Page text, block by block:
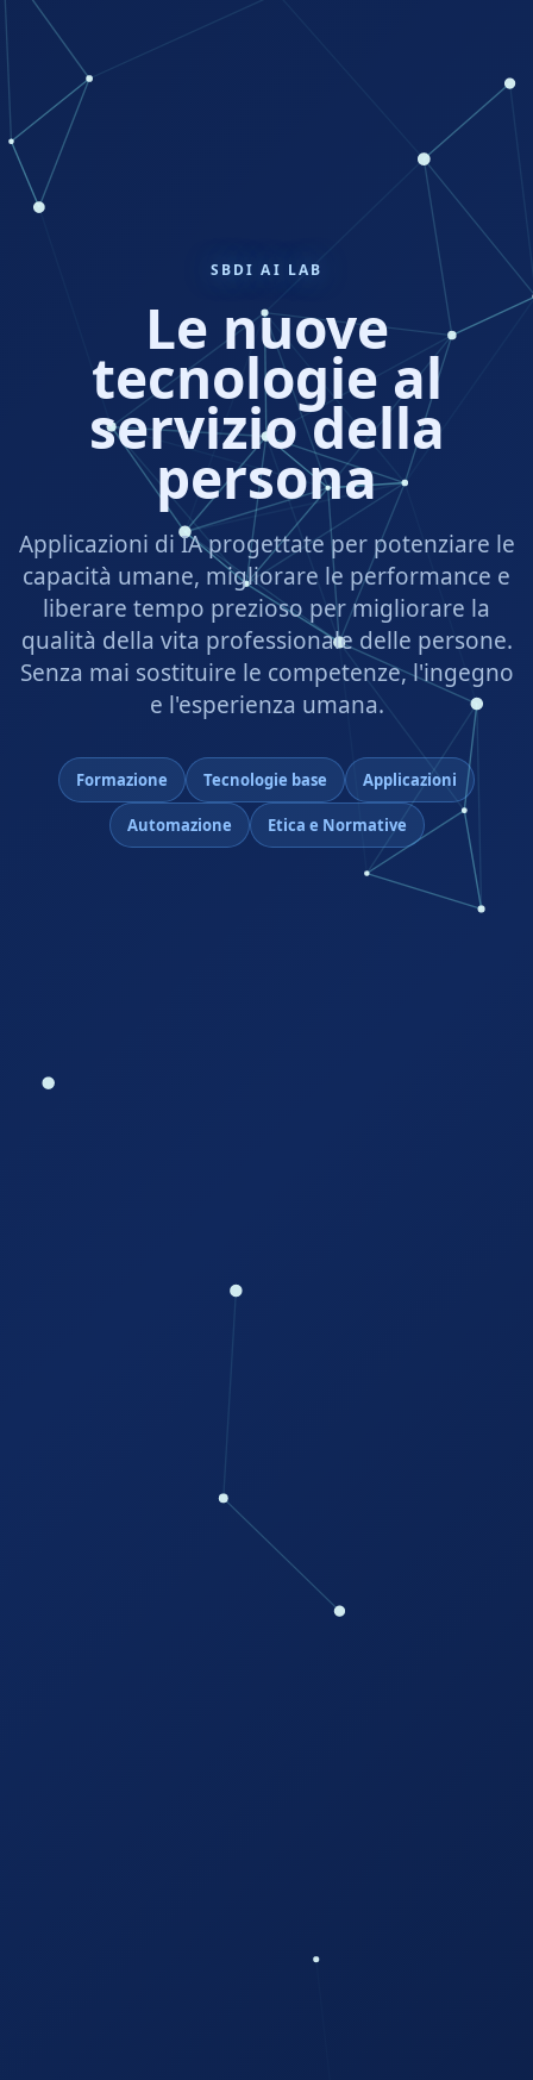
SBDI AI LAB
Le nuove
tecnologie al
servizio della
persona
Applicazioni di IA progettate per potenziare le
capacità umane, migliorare le performance e
liberare tempo prezioso per migliorare la
qualità della vita professionale delle persone.
Senza mai sostituire le competenze, l'ingegno
e l'esperienza umana.
Formazione Tecnologie base Applicazioni
Automazione Etica e Normative